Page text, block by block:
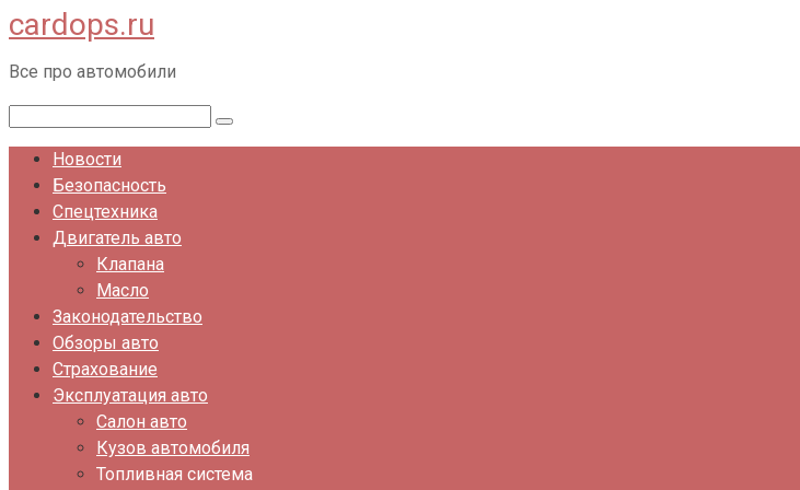
Перейти
к
контенту
cardops.ru
Все про автомобили
Новости
Безопасность
Спецтехника
Двигатель авто
Клапана
Масло
Законодательство
Обзоры авто
Страхование
Эксплуатация авто
Салон авто
Кузов автомобиля
Топливная система